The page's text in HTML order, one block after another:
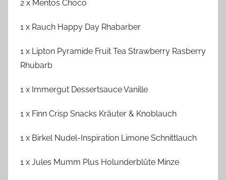
2 x Mentos Choco
1 x Rauch Happy Day Rhabarber
1 x Lipton Pyramide Fruit Tea Strawberry Rasberry
Rhubarb
1 x Immergut Dessertsauce Vanille
1 x Finn Crisp Snacks Kräuter & Knoblauch
1 x Birkel Nudel-Inspiration Limone Schnittlauch
1 x Jules Mumm Plus Holunderblüte Minze